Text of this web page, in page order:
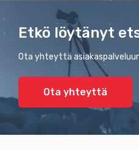
Etkö löytänyt
Ota yhteyttä
Ota yhteyttä